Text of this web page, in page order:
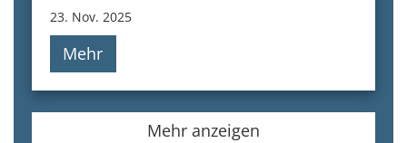
23. Nov. 2025
Mehr
Mehr anzeigen